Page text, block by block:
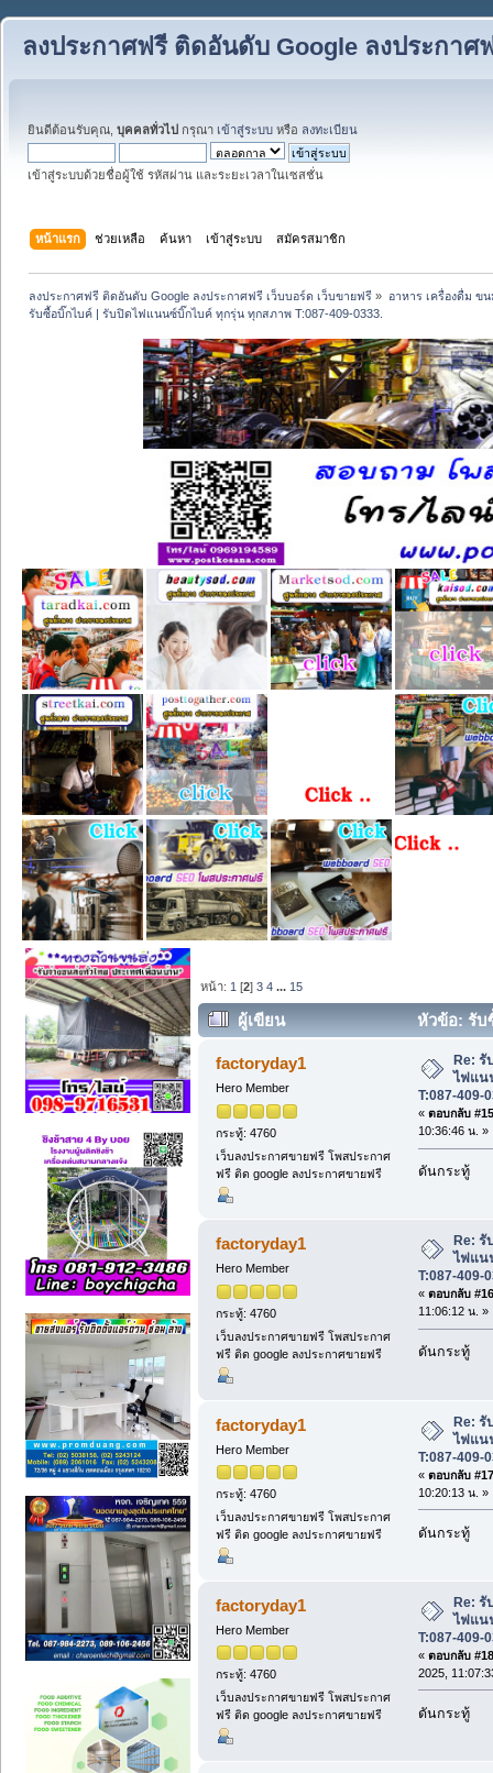
ลงประกาศฟรี ติดอันดับ Google ลงประกาศ
ยินดีต้อนรับคุณ, บุคคลทั่วไป กรุณา เข้าสู่ระบบ หรือ ลงทะเบียน
เข้าสู่ระบบด้วยชื่อผู้ใช้ รหัสผ่าน และระยะเวลาในเซสชั่น
หน้าแรก ช่วยเหลือ ค้นหา เข้าสู่ระบบ สมัครสมาชิก
ลงประกาศฟรี ติดอันดับ Google ลงประกาศฟรี เว็บบอร์ด เว็บขายฟรี » อาหาร เครื่องดื่ม ข
รับซื้อบิ๊กไบค์ | รับปิดไฟแนนซ์บิ๊กไบค์ ทุกรุ่น ทุกสภาพ T:087-409-0333.
หน้า: 1 [2]3 4 ... 15
ผู้เขียน
หัวข้อ: รั
T:087-409-0333. (อ่าน 2299 ครั้ง)
factoryday1
Hero Member
กระทู้: 4760
เว็บลงประกาศขายฟรี โพสประกาศ
ฟรี ติด google ลงประกาศขายฟรี
Re: รั
ไฟแน
T:087-409-
« ตอบกลับ
10:36:46 น. »
ดันกระทู้
factoryday1
Hero Member
กระทู้: 4760
เว็บลงประกาศขายฟรี โพสประกาศ
ฟรี ติด google ลงประกาศขายฟรี
Re: รั
ไฟแน
T:087-409-
« ตอบกลับ
11:06:12 น. »
ดันกระทู้
factoryday1
Hero Member
กระทู้: 4760
เว็บลงประกาศขายฟรี โพสประกาศ
ฟรี ติด google ลงประกาศขายฟรี
Re: รั
ไฟแน
T:087-409-
« ตอบกลับ
10:20:13 น. »
ดันกระทู้
factoryday1
Hero Member
กระทู้: 4760
เว็บลงประกาศขายฟรี โพสประกาศ
ฟรี ติด google ลงประกาศขายฟรี
Re: รั
ไฟแน
T:087-409-
« ตอบกลับ
2025,
ดันกระทู้